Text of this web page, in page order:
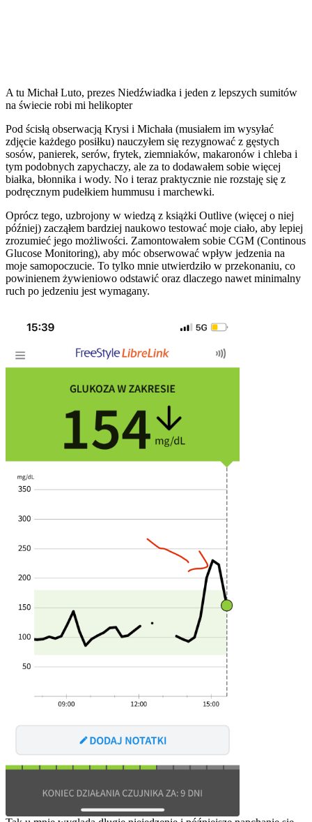
A tu Michał Luto, prezes Niedźwiadka i jeden z lepszych sumitów
na świecie robi mi helikopter
Pod ścisłą obserwacją Krysi i Michała (musiałem im wysyłać
zdjęcie każdego posiłku) nauczyłem się rezygnować z gęstych
sosów, panierek, serów, frytek, ziemniaków, makaronów i chleba i
tym podobnych zapychaczy, ale za to dodawałem sobie więcej
białka, błonnika i wody. No i teraz praktycznie nie rozstaję się z
podręcznym pudełkiem hummusu i marchewki.
Oprócz tego, uzbrojony w wiedzą z książki Outlive (więcej o niej
później) zacząłem bardziej naukowo testować moje ciało, aby lepiej
zrozumieć jego możliwości. Zamontowałem sobie CGM (Continous
Glucose Monitoring), aby móc obserwować wpływ jedzenia na
moje samopoczucie. To tylko mnie utwierdziło w przekonaniu, co
powinienem żywieniowo odstawić oraz dlaczego nawet minimalny
ruch po jedzeniu jest wymagany.